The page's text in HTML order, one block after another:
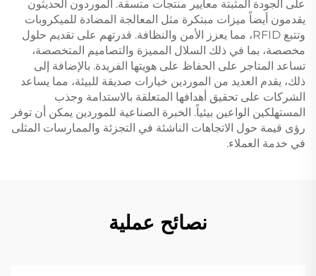
على الجودة المثبتة معايير منتجات متسقة. الموردون الحديثون
يقدمون أيضاً ميزات مبتكرة مثل المعالجة المضادة للميكروبات
وتتبع RFID، مما يعزز الأمن والنظافة. قدرتهم على تقديم حلول
مخصصة، بما في ذلك السلال المميزة والتصاميم المتخصصة،
تساعد المتاجر على الحفاظ على هويتها الفريدة. بالإضافة إلى
ذلك، يقدم العديد من الموردين خيارات صديقة للبيئة، مما يساعد
الشركات على تحقيق أهدافها المتعلقة بالاستدامة وجذب
المستهلكين الواعين بيئياً. الخبرة الصناعية للموردين يمكن أن توفر
رؤى قيمة حول الاتجاهات الناشئة في التجزئة والممارسات المثلى
في خدمة العملاء.
نصائح عملية